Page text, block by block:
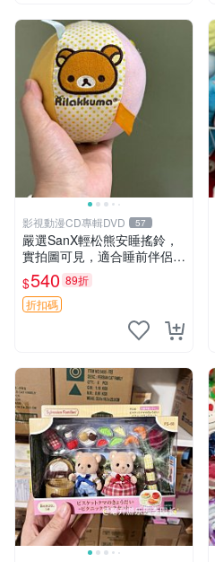
影視動漫CD專輯DVD 57
嚴選SanX輕松熊安睡搖鈴，
實拍圖可見，適合睡前伴侶，
Picks安撫好物 0325 懸吊 電
腦
$540 89折
折扣碼